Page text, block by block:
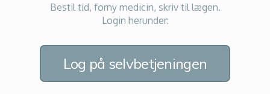
Bestil tid, forny medicin, skriv til lægen.
Login herunder:
Log på selvbetjeningen